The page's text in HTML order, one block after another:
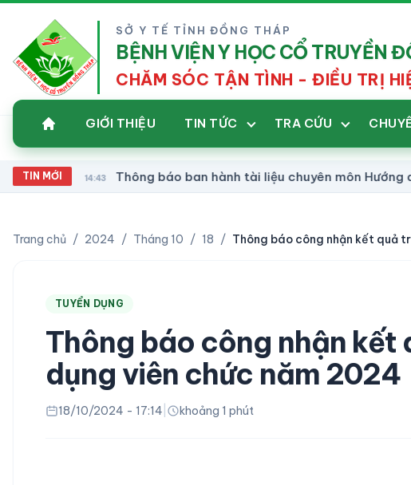
SỞ Y TẾ TỈNH ĐỒNG THÁP
BỆNH VIỆN Y HỌC CỔ TRUYỀN
CHĂM SÓC TẬN TÌNH - ĐIỀU TRỊ
GIỚI THIỆU TIN TỨC TRA CỨU
TIN MỚI
14:43 Thông báo ban hành tài liệu chuyên môn Hướng dẫn
Trang chủ / 2024 / Tháng 10 / 18 /
TUYỂN DỤNG
Thông báo công nhận kết
dụng viên chức năm 2024
18/10/2024 - 17:14 khoảng 1 phút